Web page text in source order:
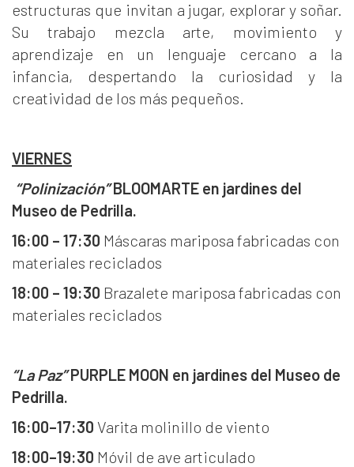
estructuras que invitan a jugar, explorar y soñar.
Su trabajo mezcla arte, movimiento y
aprendizaje en un lenguaje cercano a la
infancia, despertando la curiosidad y la
creatividad de los más pequeños.
VIERNES
“Polinización”BLOOMARTE en jardines del
Museo de Pedrilla.
16:00 – 17:30 Máscaras mariposa fabricadas con
materiales reciclados
18:00 – 19:30 Brazalete mariposa fabricadas con
materiales reciclados
“La Paz” PURPLE MOON en jardines del Museo de
Pedrilla.
16:00–17:30 Varita molinillo de viento
18:00–19:30 Móvil de ave articulado